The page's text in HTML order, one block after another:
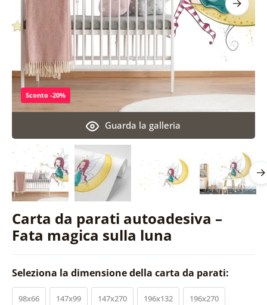
Carta da parati autoadesiva –
Fata magica sulla luna
Guarda la galleria
Sconto -20%
Seleziona la dimensione della carta da parati:
98x66 147x99 147x270 196x132 196x270